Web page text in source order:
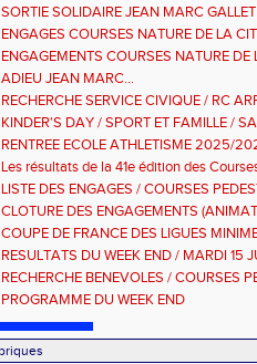
SORTIE SOLIDAIRE JEAN MARC
2026
ENGAGES COURSES NATURE DE LA
DIMANCHE 9 NOVEMBRE 2025
ENGAGEMENTS COURSES NATURE DE
ADIEU JEAN MARC...
RECHERCHE SERVICE CIVIQUE / RC
KINDER'S DAY / SPORT ET FAMILLE /
2025
RENTREE ECOLE ATHLETISME 2025/
Les résultats de la 41e édition des
Dimanche 31 Aout 2025
LISTE DES ENGAGES / COURSES
10KM-5KM-2KM
CLOTURE DES ENGAGEMENTS
PEDESTRES ARRAS
COUPE DE FRANCE DES LIGUES
JUILLET 2025
RESULTATS DU WEEK END / MARDI 15
RECHERCHE BENEVOLES / COURSES
PROGRAMME DU WEEK END